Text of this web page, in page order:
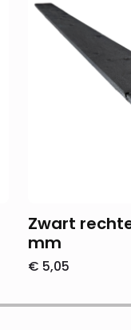
Zwart
mm
€ 5,05